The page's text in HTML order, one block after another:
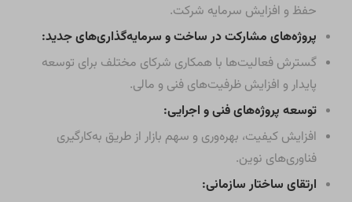
حفظ و افزایش سرمایه شرکت.
پروژه‌های مشارکت در ساخت و سرمایه‌گذاری‌های جدید:
گسترش فعالیت‌ها با همکاری شرکای مختلف برای توسعه
پایدار و افزایش ظرفیت‌های فنی و مالی.
توسعه پروژه‌های فنی و اجرایی:
افزایش کیفیت، بهره‌وری و سهم بازار از طریق به‌کارگیری
فناوری‌های نوین.
ارتقای ساختار سازمانی: